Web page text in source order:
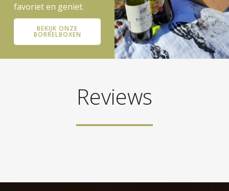
favoriet en geniet.
BEKIJK ONZE
BORRELBOXEN
Reviews